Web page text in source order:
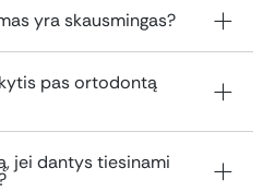
yra skausmingas?
pas ortodontą
jei dantys tiesinami